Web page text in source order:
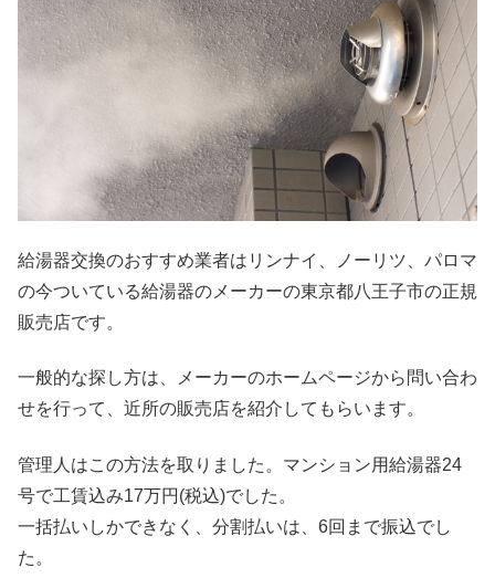
給湯器交換のおすすめ業者はリンナイ、ノーリツ、パロマ
の今ついている給湯器のメーカーの東京都八王子市の正規
販売店です。
一般的な探し方は、メーカーのホームページから問い合わ
せを行って、近所の販売店を紹介してもらいます。
管理人はこの方法を取りました。マンション用給湯器24
号で工賃込み17万円(税込)でした。
一括払いしかできなく、分割払いは、6回まで振込でし
た。